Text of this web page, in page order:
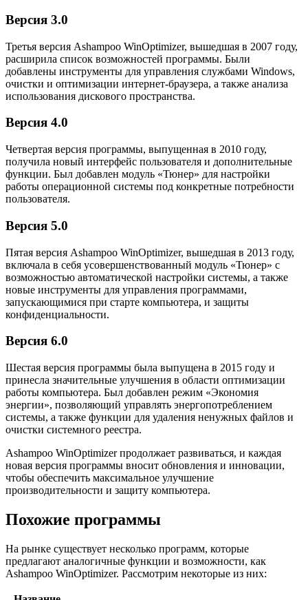
Версия 3.0
Третья версия Ashampoo WinOptimizer, вышедшая в 2007 году,
расширила список возможностей программы. Были
добавлены инструменты для управления службами Windows,
очистки и оптимизации интернет-браузера, а также анализа
использования дискового пространства.
Версия 4.0
Четвертая версия программы, выпущенная в 2010 году,
получила новый интерфейс пользователя и дополнительные
функции. Был добавлен модуль «Тюнер» для настройки
работы операционной системы под конкретные потребности
пользователя.
Версия 5.0
Пятая версия Ashampoo WinOptimizer, вышедшая в 2013 году,
включала в себя усовершенствованный модуль «Тюнер» с
возможностью автоматической настройки системы, а также
новые инструменты для управления программами,
запускающимися при старте компьютера, и защиты
конфиденциальности.
Версия 6.0
Шестая версия программы была выпущена в 2015 году и
принесла значительные улучшения в области оптимизации
работы компьютера. Был добавлен режим «Экономия
энергии», позволяющий управлять энергопотреблением
системы, а также функции для удаления ненужных файлов и
очистки системного реестра.
Ashampoo WinOptimizer продолжает развиваться, и каждая
новая версия программы вносит обновления и инновации,
чтобы обеспечить максимальное улучшение
производительности и защиту компьютера.
Похожие программы
На рынке существует несколько программ, которые
предлагают аналогичные функции и возможности, как
Ashampoo WinOptimizer. Рассмотрим некоторые из них: